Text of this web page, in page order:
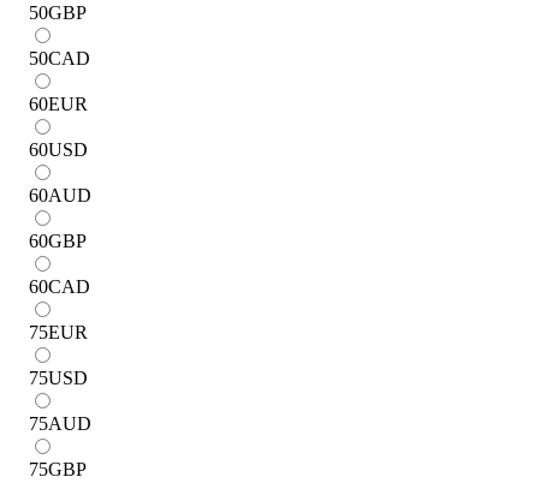
50GBP
50CAD
60EUR
60USD
60AUD
60GBP
60CAD
75EUR
75USD
75AUD
75GBP